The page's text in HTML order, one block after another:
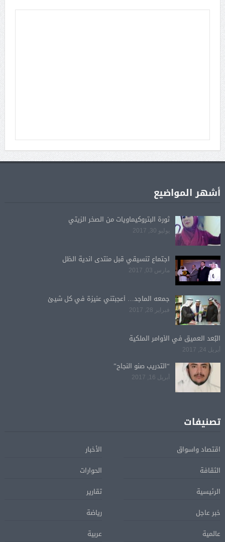
أشهر المواضيع
ثورة البتروكيماويات من الصخر الزيتي
يوليو 30, 2017
اجتماع تنسيقي قبل منتدى اندية الظل
مارس 03, 2017
جمعه الماجد… أعجبتني عنيزة في كل شيئ
فبراير 28, 2017
البُعد العميق في الأوامر الملكية
أبريل 24, 2017
“التدريب صنو النجاح”
أبريل 16, 2017
تصنيفات
اقتصاد واسواق
الأخبار
الثقافة
الحوارات
الرئيسية
تقارير
خبر عاجل
رياضة
عالمية
عربية